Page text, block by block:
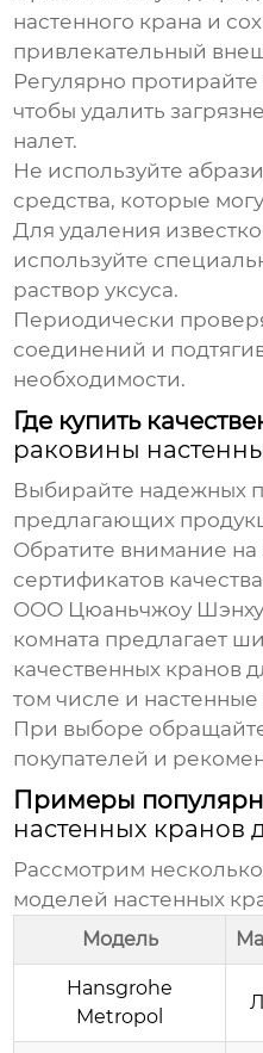
настенного крана и
привлекательный
Регулярно
чтобы удалить
налет.
Не используйте
средства, которые
Для удаления
используйте
раствор уксуса.
Периодически
соединений и
необходимости.
Где купить
раковины
Выбирайте надежных
предлагающих
Обратите внимание на
сертификатов
ООО Цюаньчжоу
комната предлагает
качественных кранов
том числе и
При выборе
покупателей и
Примеры
настенных кранов
Рассмотрим
моделей настенных
Модель
Hansgrohe
Metropol